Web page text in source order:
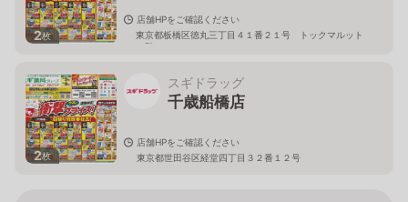
2枚
店舗HPをご確認ください
東京都板橋区徳丸三丁目４１番２１号 トックマルット
１階
2枚
スギドラッグ
千歳船橋店
店舗HPをご確認ください
東京都世田谷区経堂四丁目３２番１２号